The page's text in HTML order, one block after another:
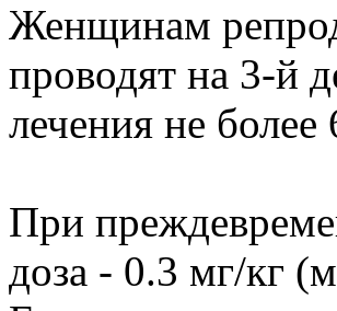
Женщинам
проводят на 3-й
лечения не более
При
доза - 0.3 мг/кг